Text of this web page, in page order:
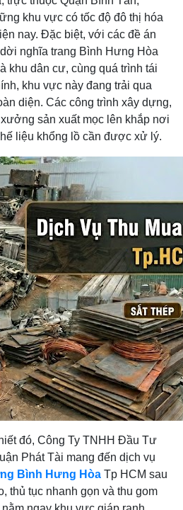
khu vực có tốc độ đô thị hóa
nay. Đặc biệt, với các đề án
nghĩa trang Bình Hưng Hòa
khu dân cư, cùng quá trình tái
khu vực này đang trải qua
diện. Các công trình xây dựng,
sản xuất mọc lên khắp nơi
liệu khổng lồ cần được xử lý.
đó, Công Ty TNHH Đầu Tư
Phát Tài mang đến dịch vụ
Bình Hưng Hòa Tp HCM sau
thủ tục nhanh gọn và thu gom